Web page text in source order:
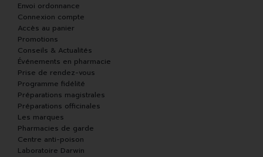
Envoi ordonnance
Connexion compte
Accès au panier
Promotions
Conseils & Actualités
Événements en pharmacie
Prise de rendez-vous
Programme fidélité
Préparations magistrales
Préparations officinales
Les marques
Pharmacies de garde
Centre anti-poison
Laboratoire Darwin